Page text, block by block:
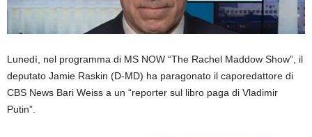
Lunedì, nel programma di MS NOW “The Rachel Maddow Show”, il
deputato Jamie Raskin (D-MD) ha paragonato il caporedattore di
CBS News Bari Weiss a un “reporter sul libro paga di Vladimir
Putin”.